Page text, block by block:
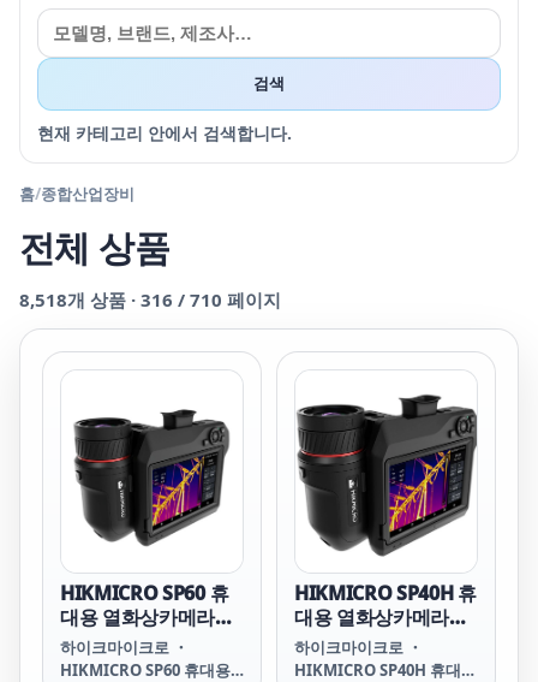
검색
현재 카테고리 안에서 검색합니다.
홈/종합산업장비
전체 상품
8,518개 상품 · 316 / 710 페이지
HIKMICRO SP60 휴
대용 열화상카메라
(640x480)
하이크마이크로 ・
HIKMICRO SP60 휴대용
HIKMICRO SP40H 휴
대용 열화상카메라
(480x360)
하이크마이크로 ・
HIKMICRO SP40H 휴대용